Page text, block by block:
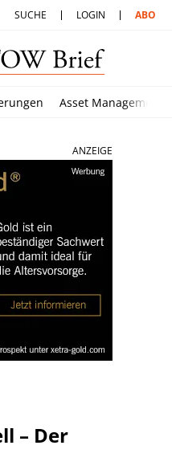
SUCHE LOGIN ABO
Asset Management
ANZEIGE
– Der